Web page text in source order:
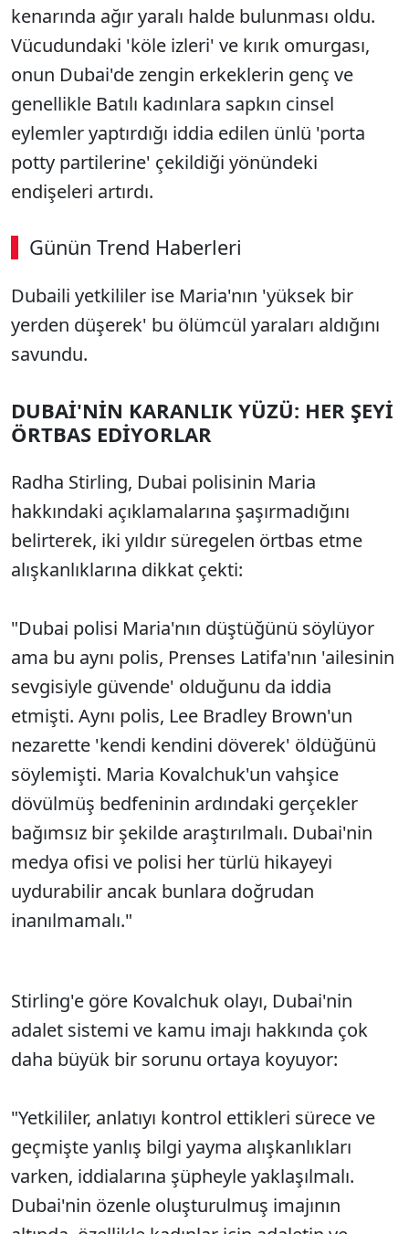
kenarında ağır yaralı halde bulunması oldu.
Vücudundaki 'köle izleri' ve kırık omurgası,
onun Dubai'de zengin erkeklerin genç ve
genellikle Batılı kadınlara sapkın cinsel
eylemler yaptırdığı iddia edilen ünlü 'porta
potty partilerine' çekildiği yönündeki
endişeleri artırdı.
Günün Trend Haberleri
Dubaili yetkililer ise Maria'nın 'yüksek bir
yerden düşerek' bu ölümcül yaraları aldığını
savundu.
DUBAİ'NİN KARANLIK YÜZÜ: HER ŞEYİ
ÖRTBAS EDİYORLAR
Radha Stirling, Dubai polisinin Maria
hakkındaki açıklamalarına şaşırmadığını
belirterek, iki yıldır süregelen örtbas etme
alışkanlıklarına dikkat çekti:
"Dubai polisi Maria'nın düştüğünü söylüyor
ama bu aynı polis, Prenses Latifa'nın 'ailesinin
sevgisiyle güvende' olduğunu da iddia
etmişti. Aynı polis, Lee Bradley Brown'un
nezarette 'kendi kendini döverek' öldüğünü
söylemişti. Maria Kovalchuk'un vahşice
dövülmüş bedfeninin ardındaki gerçekler
bağımsız bir şekilde araştırılmalı. Dubai'nin
medya ofisi ve polisi her türlü hikayeyi
uydurabilir ancak bunlara doğrudan
inanılmamalı."
Stirling'e göre Kovalchuk olayı, Dubai'nin
adalet sistemi ve kamu imajı hakkında çok
daha büyük bir sorunu ortaya koyuyor:
"Yetkililer, anlatıyı kontrol ettikleri sürece ve
geçmişte yanlış bilgi yayma alışkanlıkları
varken, iddialarına şüpheyle yaklaşılmalı.
Dubai'nin özenle oluşturulmuş imajının